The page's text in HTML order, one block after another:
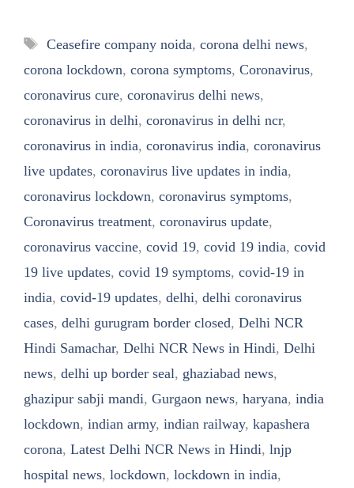
Tags
Ceasefire company noida, corona delhi news,
corona lockdown, corona symptoms, Coronavirus,
coronavirus cure, coronavirus delhi news,
coronavirus in delhi, coronavirus in delhi ncr,
coronavirus in india, coronavirus india, coronavirus
live updates, coronavirus live updates in india,
coronavirus lockdown, coronavirus symptoms,
Coronavirus treatment, coronavirus update,
coronavirus vaccine, covid 19, covid 19 india, covid
19 live updates, covid 19 symptoms, covid-19 in
india, covid-19 updates, delhi, delhi coronavirus
cases, delhi gurugram border closed, Delhi NCR
Hindi Samachar, Delhi NCR News in Hindi, Delhi
news, delhi up border seal, ghaziabad news,
ghazipur sabji mandi, Gurgaon news, haryana, india
lockdown, indian army, indian railway, kapashera
corona, Latest Delhi NCR News in Hindi, lnjp
hospital news, lockdown, lockdown in india,